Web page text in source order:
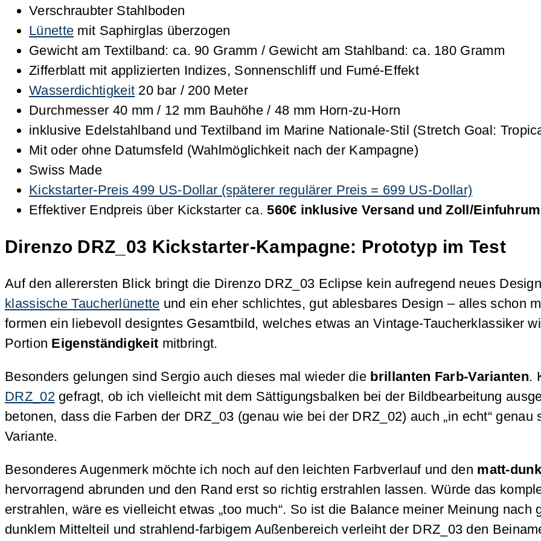
Verschraubter Stahlboden
Lünette mit Saphirglas überzogen
Gewicht am Textilband: ca. 90 Gramm / Gewicht am Stahlband: ca. 180 Gramm
Zifferblatt mit applizierten Indizes, Sonnenschliff und Fumé-Effekt
Wasserdichtigkeit 20 bar / 200 Meter
Durchmesser 40 mm / 12 mm Bauhöhe / 48 mm Horn-zu-Horn
inklusive Edelstahlband und Textilband im Marine Nationale-Stil (Stretch Goal:
Mit oder ohne Datumsfeld (Wahlmöglichkeit nach der Kampagne)
Swiss Made
Kickstarter-Preis 499 US-Dollar (späterer regulärer Preis = 699 US-Dollar)
Effektiver Endpreis über Kickstarter ca.560€ inklusive Versand und Zoll/
Direnzo DRZ_03 Kickstarter-Kampagne: Prototyp im Test
Auf den allerersten Blick bringt die Direnzo DRZ_03 Eclipse kein aufregend neues
klassische Taucherlünette und ein eher schlichtes, gut ablesbares Design – alles schon
formen ein liebevoll designtes Gesamtbild, welches etwas an Vintage-Taucherklassiker
Portion Eigenständigkeit mitbringt.
Besonders gelungen sind Sergio auch dieses mal wieder die brillanten Farb-Varianten.
DRZ_02gefragt, ob ich vielleicht mit dem Sättigungsbalken bei der Bildbearbeitung
betonen, dass die Farben der DRZ_03 (genau wie bei der DRZ_02) auch „in echt“
Variante.
Besonderes Augenmerk möchte ich noch auf den leichten Farbverlauf und den matt-
hervorragend abrunden und den Rand erst so richtig erstrahlen lassen. Würde das
erstrahlen, wäre es vielleicht etwas „too much“. So ist die Balance meiner Meinung
dunklem Mittelteil und strahlend-farbigem Außenbereich verleiht der DRZ_03 den